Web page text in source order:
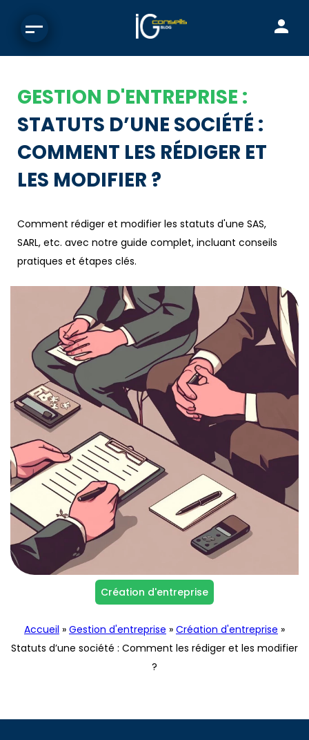
GESTION D'ENTREPRISE :
STATUTS D’UNE SOCIÉTÉ :
COMMENT LES RÉDIGER ET
LES MODIFIER ?
Comment rédiger et modifier les statuts d'une SAS,
SARL, etc. avec notre guide complet, incluant conseils
pratiques et étapes clés.
Création d'entreprise
Accueil » Gestion d'entreprise » Création d'entreprise »
Statuts d’une société : Comment les rédiger et les modifier
?